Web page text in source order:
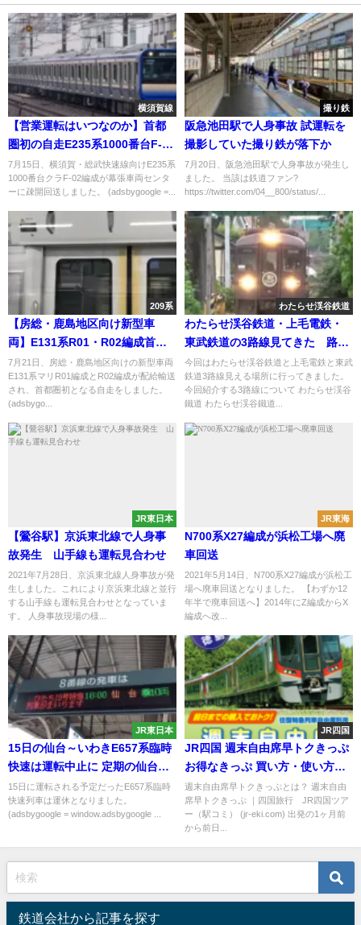
横須賀線
【営業運転はいつなのか】首都
圏初の自走E235系1000番台F-02
編成 幕張疎開回送
7月15日、横須賀・総武快速線向けE235系
1000番台クラF-02編成が幕張車両センタ
ーに疎開回送しました。 (adsbygoogle =...
撮り鉄
阪急池田駅で人身事故 試運転を
撮影していた撮り鉄が落下か
7月20日、阪急池田駅で人身事故が発生し
ました。 当該は鉄道ファン?
https://twitter.com/04__800/status/...
209系
【房総・鹿島地区向け新型車
両】E131系R01・R02編成首都
圏初自走 車内LCDを削減 209系
引退カウントダウン
7月21日、房総・鹿島地区向けの新型車両
E131系マリR01編成とR02編成が配給輸送
され、首都圏初となる自走をしました。
(adsbygo...
わたらせ渓谷鉄道
わたらせ渓谷鉄道・上毛電鉄・
東武鉄道の3路線見てきた 路線
についても紹介
今回はわたらせ渓谷鉄道と上毛電鉄と東武
鉄道3路線見える場所に行ってきました。
今回紹介する3路線について わたらせ渓谷
鐵道 わたらせ渓谷鐵道...
JR東日本
【鶯谷駅】京浜東北線で人身事
故発生 山手線も運転見合わせ
2021年7月28日、京浜東北線人身事故が発
生しました。これにより京浜東北線と並行
する山手線も運転見合わせとなっていま
す。 人身事故現場の様...
JR東海
N700系X27編成が浜松工場へ廃
車回送
2021年5月14日、N700系X27編成が浜松工
場へ廃車回送となりました。 【わずか12
年半で廃車回送へ】2014年にZ編成からX
編成へ改...
JR東日本
15日の仙台～いわきE657系臨時
快速は運転中止に 定期の仙台ひ
たちも運休
15日に運転される予定だったE657系臨時
快速列車は運休となりました。
(adsbygoogle = window.adsbygoogle ...
JR四国
JR四国 週末自由席早トクきっぷ
お得なきっぷ 買い方・使い方・
おすすめスポットを紹介！
週末自由席早トクきっぷとは？ 週末自由
席早トクきっぷ ｜四国旅行 JR四国ツア
ー（駅コミ） (jr-eki.com) 出発の1ヶ月前
から前日...
鉄道会社から記事を探す